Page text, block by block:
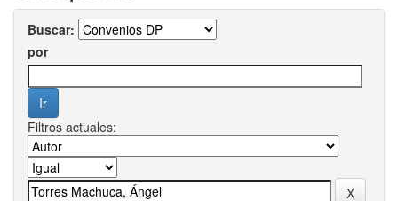
Buscar:
por
Filtros actuales: